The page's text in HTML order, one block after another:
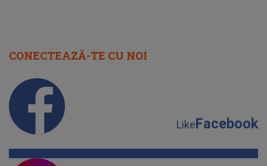
CONECTEAZĂ-TE CU NOI
LikeFacebook